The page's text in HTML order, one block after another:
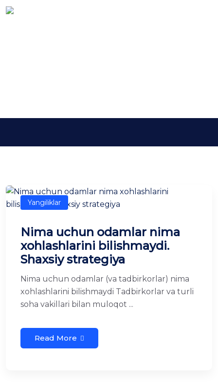
Yangiliklar
Nima uchun odamlar nima
xohlashlarini bilishmaydi.
Shaxsiy strategiya
Nima uchun odamlar (va tadbirkorlar) nima
xohlashlarini bilishmaydi Tadbirkorlar va turli
soha vakillari bilan muloqot ...
Read More